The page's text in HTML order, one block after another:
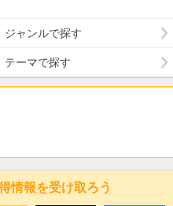
ジャンルで探す
テーマで探す
情報を受け取ろう